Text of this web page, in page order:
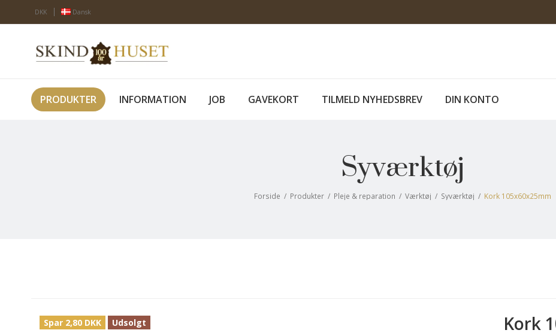
DKK Dansk
PRODUKTER INFORMATION JOB GAVEKORT TILMELD NYHEDSBREV DIN KONTO
Syværktøj
Forside / Produkter / Pleje & reparation / Værktøj / Syværktøj / Kork 105x60x25mm
Spar 2,80 DKK Udsolgt Kork